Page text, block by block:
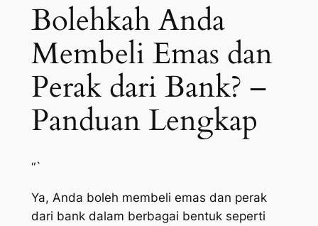
Bolehkah Anda
Membeli Emas dan
Perak dari Bank? –
Panduan Lengkap
“`
Ya, Anda boleh membeli emas dan perak
dari bank dalam berbagai bentuk seperti